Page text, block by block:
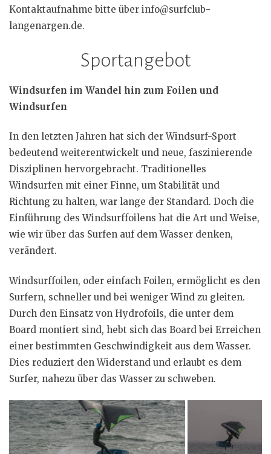
Kontaktaufnahme bitte über info@surfclub-
langenargen.de.
Sportangebot
Windsurfen im Wandel hin zum Foilen und
Windsurfen
In den letzten Jahren hat sich der Windsurf-Sport
bedeutend weiterentwickelt und neue, faszinierende
Disziplinen hervorgebracht. Traditionelles
Windsurfen mit einer Finne, um Stabilität und
Richtung zu halten, war lange der Standard. Doch die
Einführung des Windsurffoilens hat die Art und Weise,
wie wir über das Surfen auf dem Wasser denken,
verändert.
Windsurffoilen, oder einfach Foilen, ermöglicht es den
Surfern, schneller und bei weniger Wind zu gleiten.
Durch den Einsatz von Hydrofoils, die unter dem
Board montiert sind, hebt sich das Board bei Erreichen
einer bestimmten Geschwindigkeit aus dem Wasser.
Dies reduziert den Widerstand und erlaubt es dem
Surfer, nahezu über das Wasser zu schweben.